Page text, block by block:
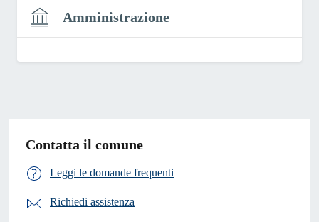
Amministrazione
Contatta il comune
Leggi le domande frequenti
Richiedi assistenza